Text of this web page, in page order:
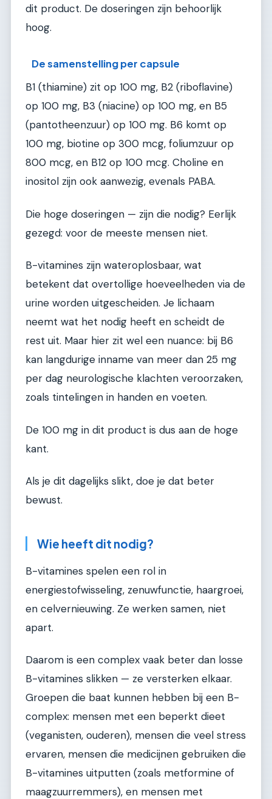
dit product. De doseringen zijn behoorlijk
hoog.
De samenstelling per capsule
B1 (thiamine) zit op 100 mg, B2 (riboflavine)
op 100 mg, B3 (niacine) op 100 mg, en B5
(pantotheenzuur) op 100 mg. B6 komt op
100 mg, biotine op 300 mcg, foliumzuur op
800 mcg, en B12 op 100 mcg. Choline en
inositol zijn ook aanwezig, evenals PABA.
Die hoge doseringen — zijn die nodig? Eerlijk
gezegd: voor de meeste mensen niet.
B-vitamines zijn wateroplosbaar, wat
betekent dat overtollige hoeveelheden via de
urine worden uitgescheiden. Je lichaam
neemt wat het nodig heeft en scheidt de
rest uit. Maar hier zit wel een nuance: bij B6
kan langdurige inname van meer dan 25 mg
per dag neurologische klachten veroorzaken,
zoals tintelingen in handen en voeten.
De 100 mg in dit product is dus aan de hoge
kant.
Als je dit dagelijks slikt, doe je dat beter
bewust.
Wie heeft dit nodig?
B-vitamines spelen een rol in
energiestofwisseling, zenuwfunctie, haargroei,
en celvernieuwing. Ze werken samen, niet
apart.
Daarom is een complex vaak beter dan losse
B-vitamines slikken — ze versterken elkaar.
Groepen die baat kunnen hebben bij een B-
complex: mensen met een beperkt dieet
(veganisten, ouderen), mensen die veel stress
ervaren, mensen die medicijnen gebruiken die
B-vitamines uitputten (zoals metformine of
maagzuurremmers), en mensen met